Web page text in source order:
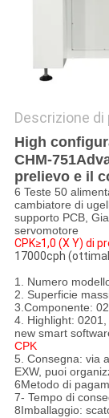
Descrizione
High
CHM-751
prelievo e il
6 Teste 50
cambiatore di
supporto PCB,
servomotore
CPK≥1,0 (X Y) di
17000cph
1. Numero
2. Superficie
3.Componente:
4. Highlight:
new smart
CPK
5. Consegna: via
EXW, puoi
6Metodo di
7- Tempo di
8Imballaggio: